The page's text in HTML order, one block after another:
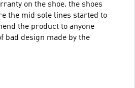
on the shoe. the shoes
the mid sole lines started to
the product to anyone
bad design made by the